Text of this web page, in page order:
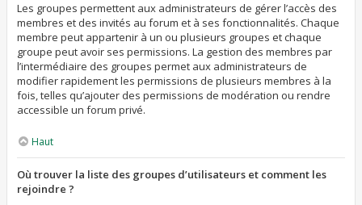
Les groupes permettent aux administrateurs de gérer l’accès des
membres et des invités au forum et à ses fonctionnalités. Chaque
membre peut appartenir à un ou plusieurs groupes et chaque
groupe peut avoir ses permissions. La gestion des membres par
l’intermédiaire des groupes permet aux administrateurs de
modifier rapidement les permissions de plusieurs membres à la
fois, telles qu’ajouter des permissions de modération ou rendre
accessible un forum privé.
Haut
Où trouver la liste des groupes d’utilisateurs et comment les
rejoindre ?